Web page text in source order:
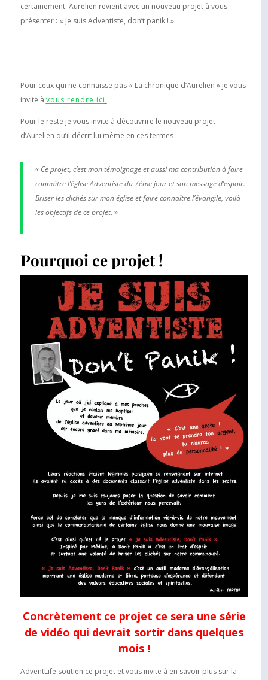
certainement. Aurelien revient avec un nouveau projet à vous
présenter : « Je suis Adventiste, don’t panik ! »
Pour ceux qui ne connaisse pas « La chronique d’Aurelien » je vous
invite à vous rendre ici.
Pour le reste je vous invite à découvrire le nouveau projet
d’Aurelien qu’il décrit lui même en ces termes :
« Ce projet, c’est mon témoignage et aussi ma contribution à faire
connaître l’église Adventiste du 7ème jour et son message d’espoir.
Briser les clichés sur mon église et faire connaître l’évangile, voilà
les objectifs de ce projet. »
Pourquoi ce projet !
Concrètement ce projet ce sera une série
de vidéo qui devrait sortir dans quelques
mois !
AdventLife soutien ce projet et vous invite à en savoir plus sur la